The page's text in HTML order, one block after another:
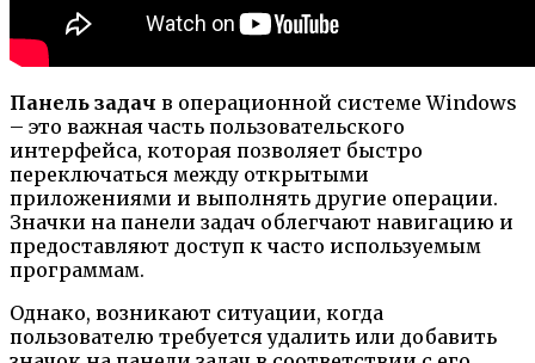
Панель задач в операционной системе Windows
– это важная часть пользовательского
интерфейса, которая позволяет быстро
переключаться между открытыми
приложениями и выполнять другие операции.
Значки на панели задач облегчают навигацию и
предоставляют доступ к часто используемым
программам.
Однако, возникают ситуации, когда
пользователю требуется удалить или добавить